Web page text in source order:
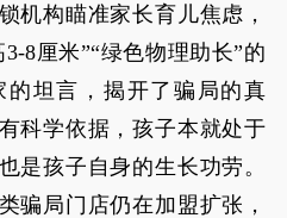
机构瞄准家长育儿焦虑，
8厘米”“绿色物理助长”的
的坦言，揭开了骗局的真
科学依据，孩子本就处于
是孩子自身的生长功劳。
骗局门店仍在加盟扩张，